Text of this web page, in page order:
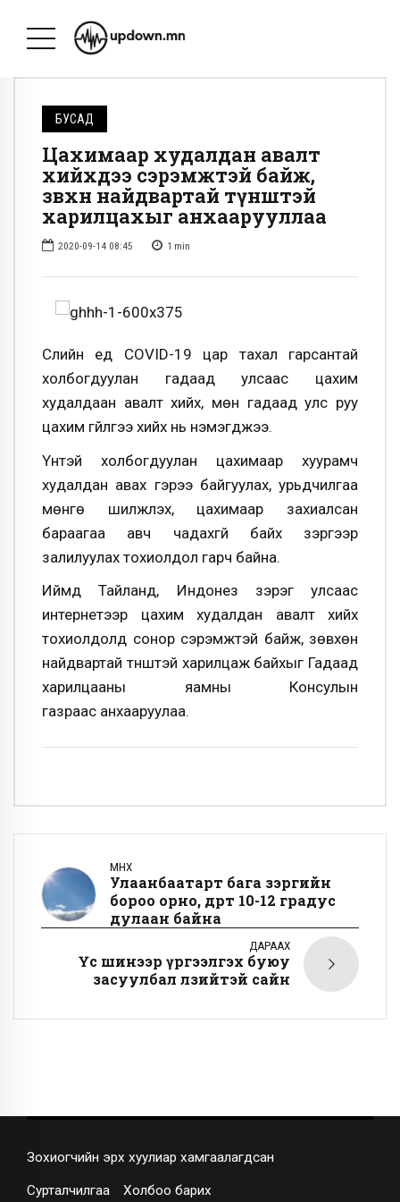
БУСАД
Цахимаар худалдан авалт
хийхдээ сэрэмжтэй байж,
зөвхөн найдвартай түнштэй
харилцахыг анхаарууллаа
2020-09-14 08:45 1 min
Сүүлийн үед COVID-19 цар тахал гарсантай
холбогдуулан гадаад улсаас цахим
худалдаан авалт хийх, мөн гадаад улс руу
цахим гүйлгээ хийх нь нэмэгджээ.
Үүнтэй холбогдуулан цахимаар хуурамч
худалдан авах гэрээ байгуулах, урьдчилгаа
мөнгө шилжүүлэх, цахимаар захиалсан
бараагаа авч чадахгүй байх зэргээр
залилуулах тохиолдол гарч байна.
Иймд Тайланд, Индонез зэрэг улсаас
интернетээр цахим худалдан авалт хийх
тохиолдолд сонор сэрэмжтэй байж, зөвхөн
найдвартай түнштэй харилцаж байхыг Гадаад
харилцааны яамны Консулын
газраас анхааруулаа.
ӨМНӨХ
Улаанбаатарт бага зэргийн
бороо орно, өдөртөө 10-12 градус
дулаан байна
ДАРААХ
Үс шинээр үргээлгэх буюу
засуулбал өлзийтэй сайн
Зохиогчийн эрх хуулиар хамгаалагдсан
Сурталчилгаа Холбоо барих